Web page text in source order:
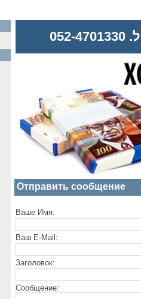
Отправить сообщение
Ваше Имя:
Ваш E-Mail:
Заголовок:
Сообщение: